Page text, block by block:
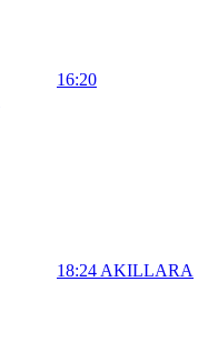
16:20
18:24 AKILLARA